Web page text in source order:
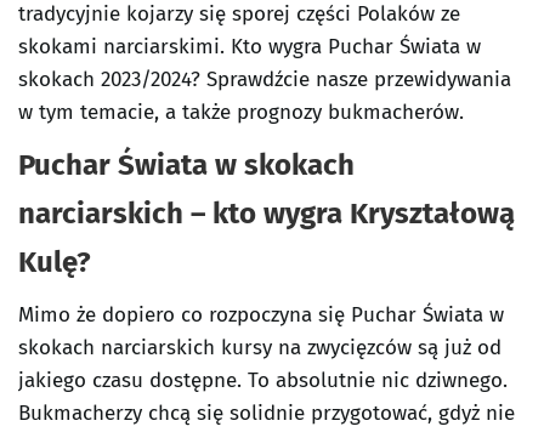
tradycyjnie kojarzy się sporej części Polaków ze
skokami narciarskimi. Kto wygra Puchar Świata w
skokach 2023/2024? Sprawdźcie nasze przewidywania
w tym temacie, a także prognozy bukmacherów.
Puchar Świata w skokach
narciarskich – kto wygra Kryształową
Kulę?
Mimo że dopiero co rozpoczyna się Puchar Świata w
skokach narciarskich kursy na zwycięzców są już od
jakiego czasu dostępne. To absolutnie nic dziwnego.
Bukmacherzy chcą się solidnie przygotować, gdyż nie